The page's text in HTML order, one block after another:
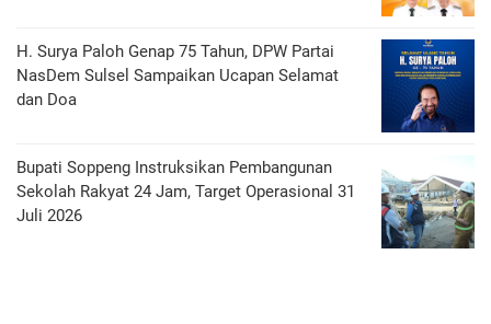
H. Surya Paloh Genap 75 Tahun, DPW Partai
NasDem Sulsel Sampaikan Ucapan Selamat
dan Doa
Bupati Soppeng Instruksikan Pembangunan
Sekolah Rakyat 24 Jam, Target Operasional 31
Juli 2026